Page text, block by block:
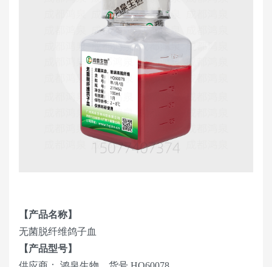
【产品名称】
无菌脱纤维鸽子血
【产品型号】